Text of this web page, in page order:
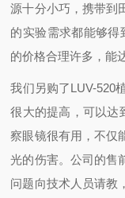
源十分小巧，携带到
的实验需求都能够得
的价格合理许多，能
我们另购了LUV-520
很大的提高，可以达
察眼镜很有用，不仅
光的伤害。公司的售
问题向技术人员请教